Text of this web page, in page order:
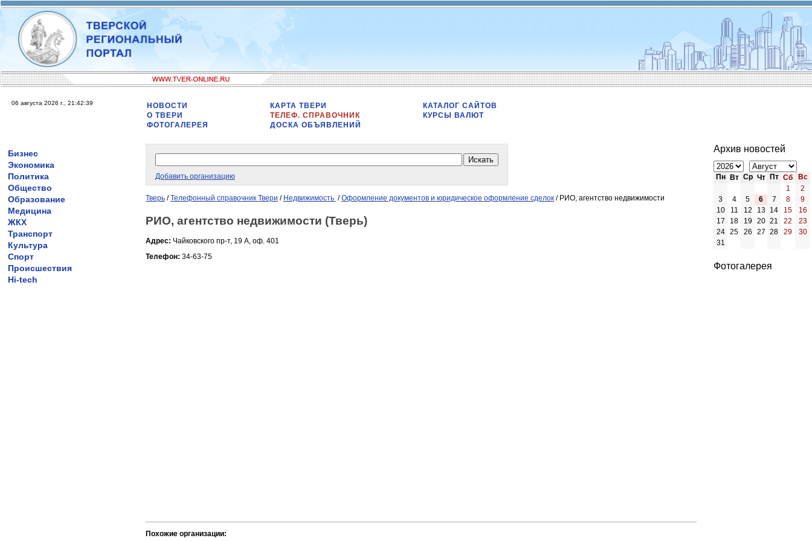
06 августа 2026 г., 21:42:39
НОВОСТИ
О ТВЕРИ
ФОТОГАЛЕРЕЯ
КАРТА ТВЕРИ
ТЕЛЕФ. СПРАВОЧНИК
ДОСКА ОБЪЯВЛЕНИЙ
КАТАЛОГ САЙТОВ
КУРСЫ ВАЛЮТ
Бизнес
Экономика
Политика
Общество
Образование
Медицина
ЖКХ
Транспорт
Культура
Спорт
Происшествия
Hi-tech
Добавить организацию
Тверь /Телефонный справочник Твери / Недвижимость /Оформление документов и юридическое оформление сделок / РИО, агентство недвижимости
РИО, агентство недвижимости (Тверь)
Адрес: Чайковского пр-т, 19 А, оф. 401
Телефон: 34-63-75
Похожие организации:
Архив новостей
Пн Вт Ср Чт Пт Сб
Вс
1
2
3
4 5 6 7 8
9
10
11 12 13 14 15
16
17
18 19 20 21 22
23
24
25 26 27 28 29
30
31
Фотогалерея